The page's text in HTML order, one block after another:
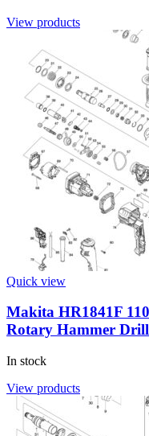
View products
Quick view
Makita HR1841F
Rotary Hammer Drill
In stock
View products